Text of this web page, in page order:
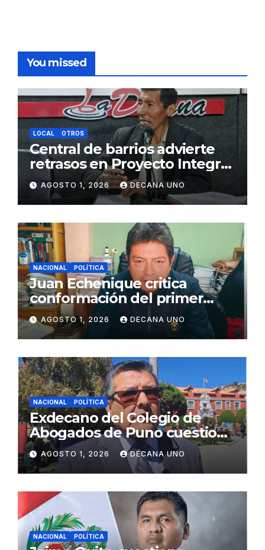
You missed
LOCAL OTROS
Central de barrios advierte
retrasos en Proyecto Integral
de Agua y Alcantarillado para
Juliaca
AGOSTO 1, 2026 DECANA UNO
NACIONAL POLÍTICA
Juan Echenique critica
conformación del primer
gabinete ministerial de Keiko
Fujimori
AGOSTO 1, 2026 DECANA UNO
NACIONAL POLÍTICA
Exdecano del Colegio de
Abogados de Puno cuestiona
propuestas sobre seguridad
ciudadana
AGOSTO 1, 2026 DECANA UNO
NACIONAL POLÍTICA